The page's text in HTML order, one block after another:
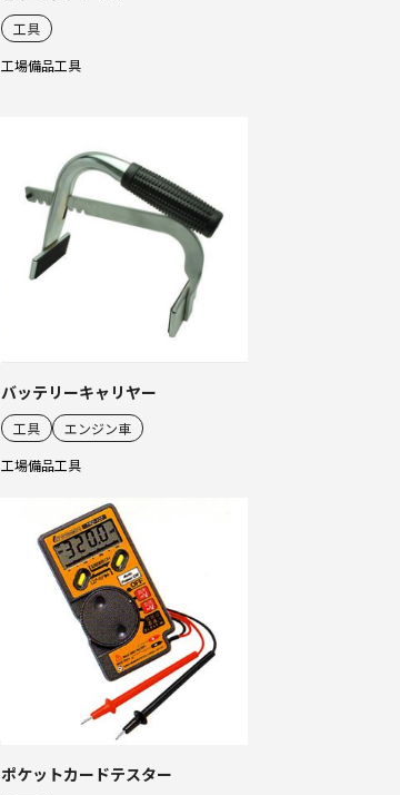
工具
工場備品工具
バッテリーキャリヤー
工具
エンジン車
工場備品工具
ポケットカードテスター